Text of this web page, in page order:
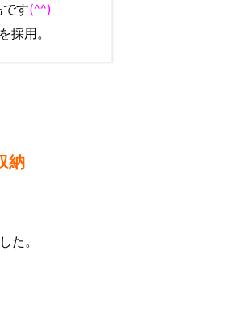
す(^^)
採用。
納
た。